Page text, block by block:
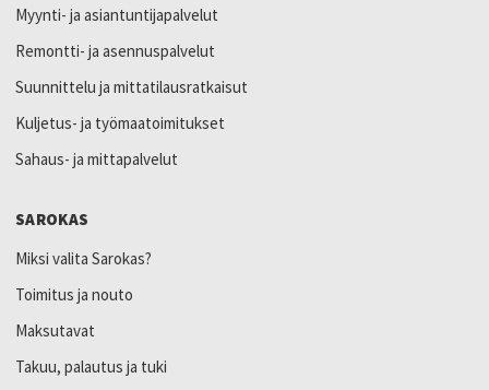
Myynti- ja asiantuntijapalvelut
Remontti- ja asennuspalvelut
Suunnittelu ja mittatilausratkaisut
Kuljetus- ja työmaatoimitukset
Sahaus- ja mittapalvelut
SAROKAS
Miksi valita Sarokas?
Toimitus ja nouto
Maksutavat
Takuu, palautus ja tuki